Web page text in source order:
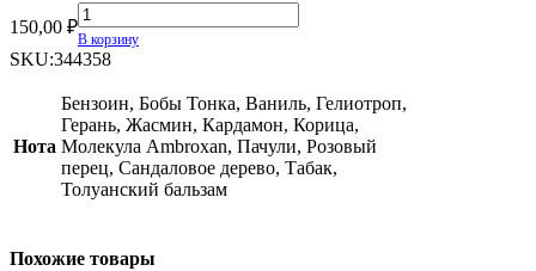
150,00 ₽
Creed
Centaurus
quantity
В корзину
SKU:344358
Нота
Бензоин, Бобы Тонка, Ваниль, Гелиотроп,
Герань, Жасмин, Кардамон, Корица,
Молекула Ambroxan, Пачули, Розовый
перец, Сандаловое дерево, Табак,
Толуанский бальзам
Похожие товары